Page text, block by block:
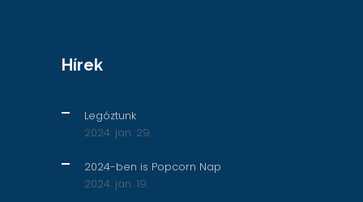
Hírek
Legóztunk
2024. jan. 29.
2024-ben is Popcorn Nap
2024. jan. 19.